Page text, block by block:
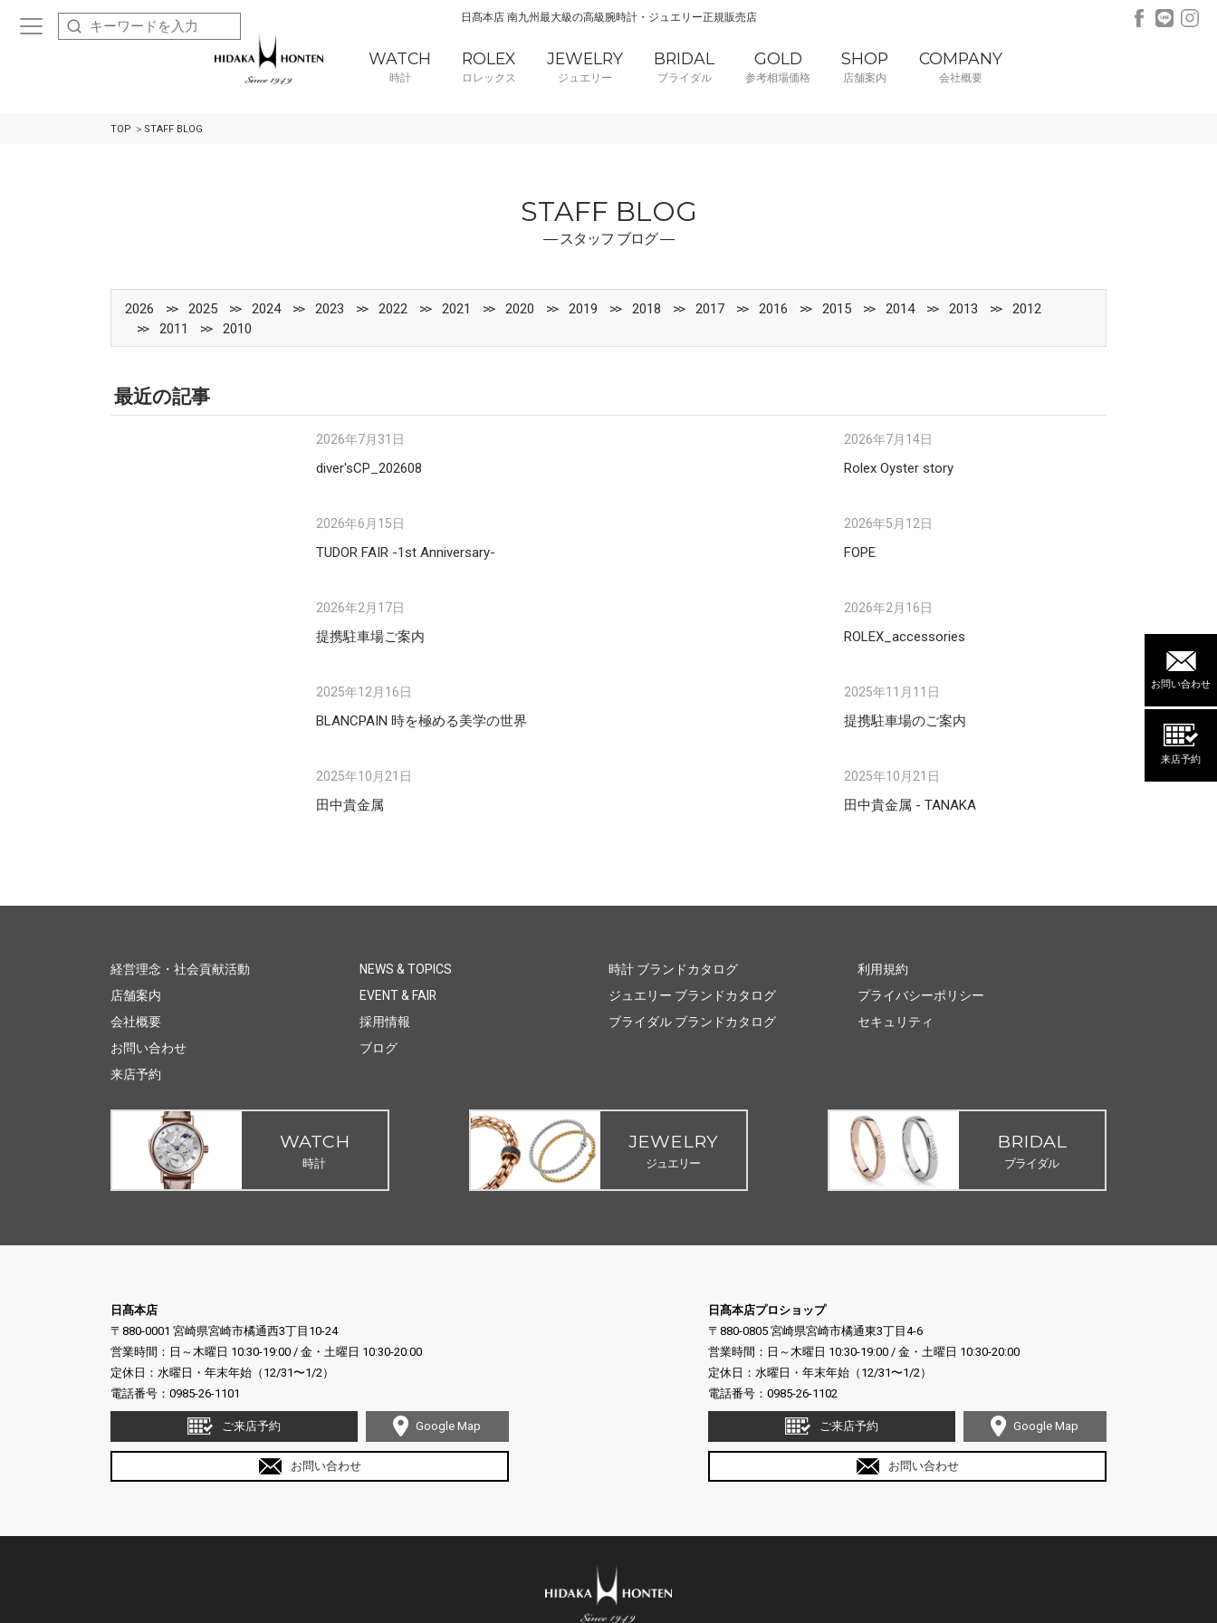
日髙本店 南九州最大級の高級腕時計・ジュエリー正規販売店
WATCH
時計
ROLEX
ロレックス
JEWELRY
ジュエリー
BRIDAL
ブライダル
GOLD
参考相場価格
SHOP
店舗案内
COMPANY
会社概要
お問い合わせ
来店予約
TOP STAFF BLOG
STAFF BLOG
― スタッフ ブログ ―
2026 2025 2024 2023 2022 2021 2020 2019 2018 2017 2016 2015 2014 2013
2012
2011
2010
最近の記事
2026年7月31日
diver'sCP_202608
2026年7月14日
Rolex Oyster story
2026年6月15日
TUDOR FAIR -1st Anniversary-
2026年5月12日
FOPE
2026年2月17日
提携駐車場ご案内
2026年2月16日
ROLEX_accessories
2025年12月16日
BLANCPAIN 時を極める美学の世界
2025年11月11日
提携駐車場のご案内
2025年10月21日
田中貴金属
2025年10月21日
田中貴金属 - TANAKA
経営理念・社会貢献活動
店舗案内
会社概要
お問い合わせ
来店予約
NEWS & TOPICS
EVENT & FAIR
採用情報
ブログ
時計 ブランドカタログ
ジュエリー ブランドカタログ
ブライダル ブランドカタログ
利用規約
プライバシーポリシー
セキュリティ
WATCH
時計
JEWELRY
ジュエリー
BRIDAL
ブライダル
日髙本店
〒880-0001 宮崎県宮崎市橘通西3丁目10-24
営業時間：日～木曜日 10:30-19:00 / 金・土曜日 10:30-20:00
定休日：水曜日・年末年始（12/31〜1/2）
電話番号： 0985-26-1101
ご来店予約 Google Map
お問い合わせ
日髙本店プロショップ
〒880-0805 宮崎県宮崎市橘通東3丁目4-6
営業時間：日～木曜日 10:30-19:00 / 金・土曜日 10:30-20:00
定休日：水曜日・年末年始（12/31〜1/2）
電話番号： 0985-26-1102
ご来店予約 Google Map
お問い合わせ